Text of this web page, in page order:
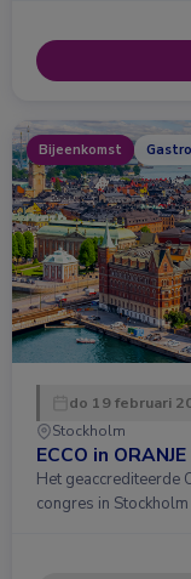
Bijeenkomst
do 19 februari
Stockholm
ECCO in
Het geaccrediteerde
congres in